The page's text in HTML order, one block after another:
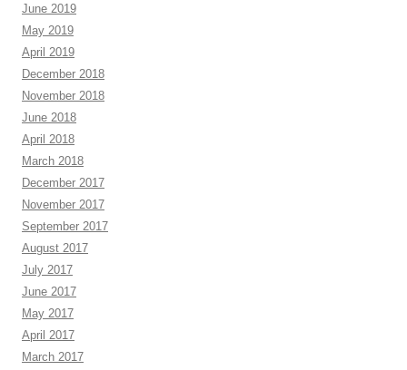
June 2019
May 2019
April 2019
December 2018
November 2018
June 2018
April 2018
March 2018
December 2017
November 2017
September 2017
August 2017
July 2017
June 2017
May 2017
April 2017
March 2017